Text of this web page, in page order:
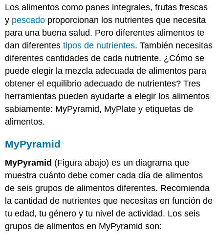
de
alimentación
saludable
MyPlate
Uso
de
etiquetas
información
nutricional
Equilibrar
alimentos
ejercicio
Aumento
de
Peso
y
Obesidad
Resumen
más
Los alimentos como panes integrales, frutas frescas
y pescado proporcionan los nutrientes que necesita
para una buena salud. Pero diferentes alimentos te
dan diferentestipos de nutrientes. También necesitas
diferentes cantidades de cada nutriente. ¿Cómo se
puede elegir la mezcla adecuada de alimentos para
obtener el equilibrio adecuado de nutrientes? Tres
herramientas pueden ayudarte a elegir los alimentos
sabiamente: MyPyramid, MyPlate y etiquetas de
alimentos.
MyPyramid
MyPyramid (Figura abajo) es un diagrama que
muestra cuánto debe comer cada día de alimentos
de seis grupos de alimentos diferentes. Recomienda
la cantidad de nutrientes que necesitas en función de
tu edad, tu género y tu nivel de actividad. Los seis
grupos de alimentos en MyPyramid son: